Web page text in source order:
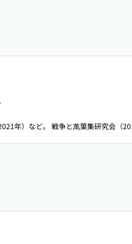
年）など。 戦争と萬葉集研究会（